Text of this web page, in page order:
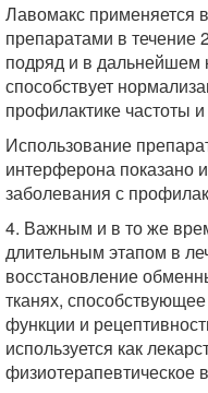
Лавомакс применяется
препаратами в течение
подряд и в дальнейшем
способствует
профилактике частоты
Использование
интерферона показано
заболевания с
4. Важным и в то же
длительным этапом в
восстановление
тканях,
функции и
используется как
физиотерапевтическое